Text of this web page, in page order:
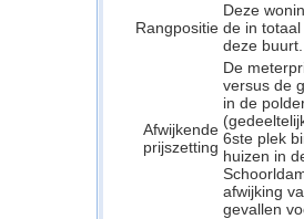
Rangpositie
Deze
de in
deze buurt.
Afwijkende
prijszetting
De
versus de
in de
6ste plek
huizen in
afwijking
gevallen